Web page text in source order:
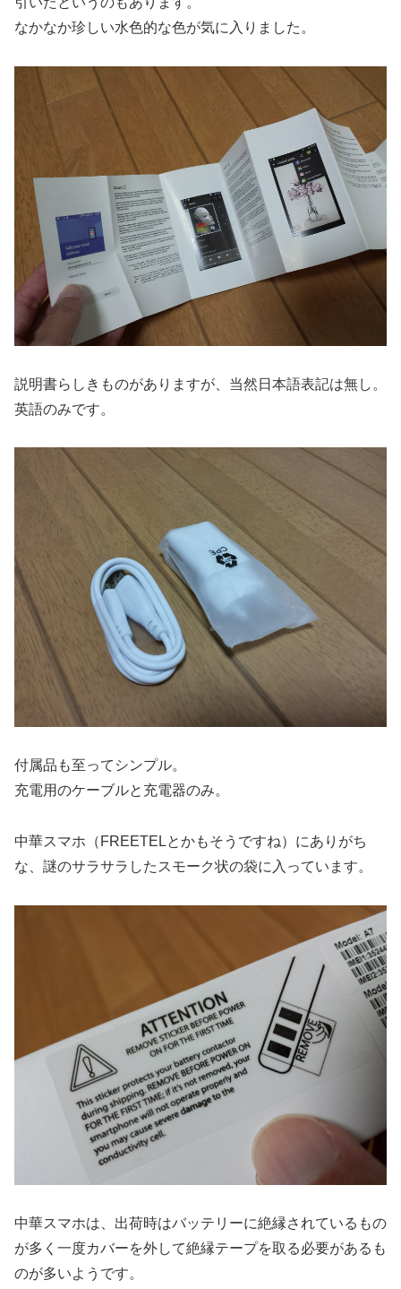
なかなか珍しい水色的な色が気に入りました。
説明書らしきものがありますが、当然日本語表記は無し。
英語のみです。
付属品も至ってシンプル。
充電用のケーブルと充電器のみ。
中華スマホ（FREETELとかもそうですね）にありがち
な、謎のサラサラしたスモーク状の袋に入っています。
中華スマホは、出荷時はバッテリーに絶縁されているもの
が多く一度カバーを外して絶縁テープを取る必要があるも
のが多いようです。